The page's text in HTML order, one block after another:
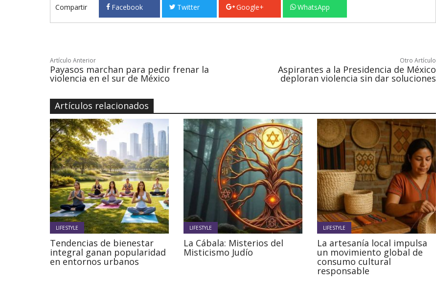
Compartir Facebook Twitter Google+ WhatsApp
Artículo Anterior
Payasos marchan para pedir frenar la
violencia en el sur de México
Otro Artículo
Aspirantes a la Presidencia de México
deploran violencia sin dar soluciones
Artículos relacionados
LIFESTYLE
Tendencias de bienestar
integral ganan popularidad
en entornos urbanos
LIFESTYLE
La Cábala: Misterios del
Misticismo Judío
LIFESTYLE
La artesanía local impulsa
un movimiento global de
consumo cultural
responsable